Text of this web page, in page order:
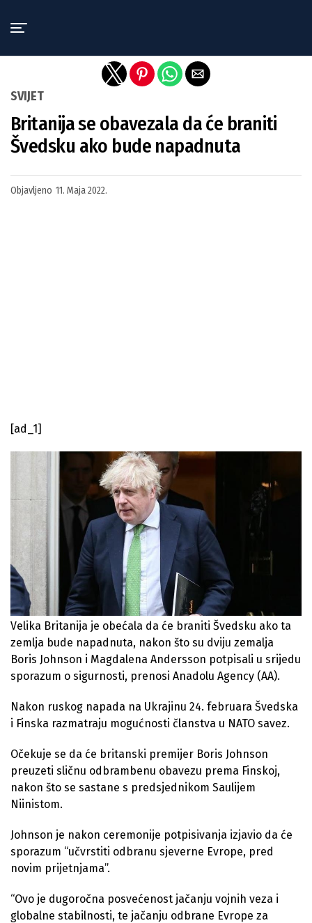
SVIJET
Britanija se obavezala da će braniti
Švedsku ako bude napadnuta
Objavljeno 11. Maja 2022.
[ad_1]
Velika Britanija je obećala da će braniti Švedsku ako ta
zemlja bude napadnuta, nakon što su dviju zemalja
Boris Johnson i Magdalena Andersson potpisali u srijedu
sporazum o sigurnosti, prenosi Anadolu Agency (AA).
Nakon ruskog napada na Ukrajinu 24. februara Švedska
i Finska razmatraju mogućnosti članstva u NATO savez.
Očekuje se da će britanski premijer Boris Johnson
preuzeti sličnu odbrambenu obavezu prema Finskoj,
nakon što se sastane s predsjednikom Saulijem
Niinistom.
Johnson je nakon ceremonije potpisivanja izjavio da će
sporazum “učvrstiti odbranu sjeverne Evrope, pred
novim prijetnjama”.
“Ovo je dugoročna posvećenost jačanju vojnih veza i
globalne stabilnosti, te jačanju odbrane Evrope za